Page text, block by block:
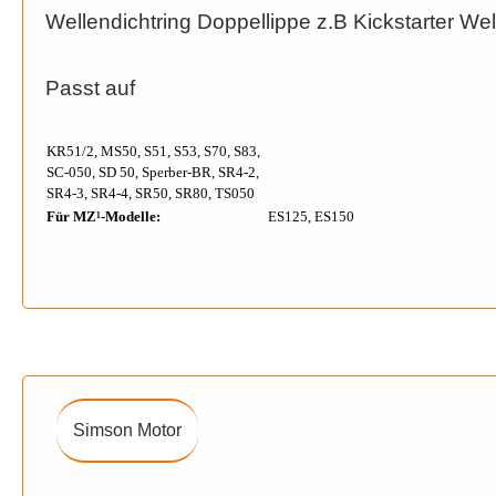
Wellendichtring Doppellippe z.B Kickstarter
Passt auf
KR51/2, MS50, S51, S53, S70, S83,
SC-050, SD 50, Sperber-BR, SR4-2,
SR4-3, SR4-4, SR50, SR80, TS050
Für MZ¹-Modelle:
ES125, ES150
Simson Motor